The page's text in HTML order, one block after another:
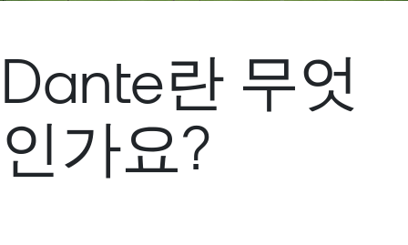
Dante란 무엇
인가요?